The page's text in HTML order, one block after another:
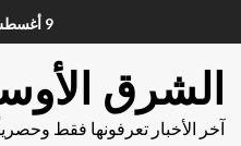
9 أغسطس، 2026
الشرق
آخر الأخبار تعرفونها فقط